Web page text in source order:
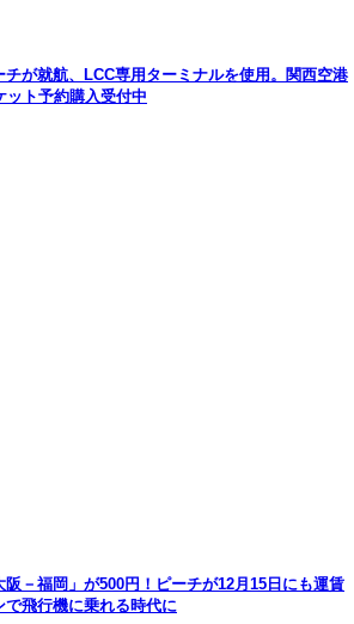
チが就航、LCC専用ターミナルを使用。関西空港
ット予約購入受付中
阪－福岡」が500円！ピーチが12月15日にも運賃
で飛行機に乗れる時代に